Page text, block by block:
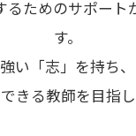
るためのサポート
す。
強い「志」を持ち、
きる教師を目指し